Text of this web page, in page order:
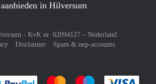
in Hilversum
- KvK nr. 02094127 – Nederland
Disclaimer
Spam & nep-accounts